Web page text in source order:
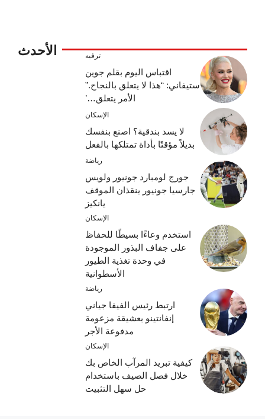
الأحدث ترفيه
اقتباس اليوم بقلم جوين
ستيفاني: “هذا لا يتعلق بالنجاح.”
الأمر يتعلق…’
الإسكان
لا يسد بندقية؟ اصنع بنفسك
بديلاً مؤقتًا بأداة تمتلكها بالفعل
رياضة
جورج لومبارد جونيور ولويس
جارسيا جونيور ينقذان الموقف
يانكيز
الإسكان
استخدم وعاءًا بسيطًا للحفاظ
على جفاف البذور الموجودة
في وحدة تغذية الطيور
الأسطوانية
رياضة
ارتبط رئيس الفيفا جياني
إنفانتينو بعشيقة مزعومة
مدفوعة الأجر
الإسكان
كيفية تبريد المرآب الخاص بك
خلال فصل الصيف باستخدام
حل سهل التثبيت